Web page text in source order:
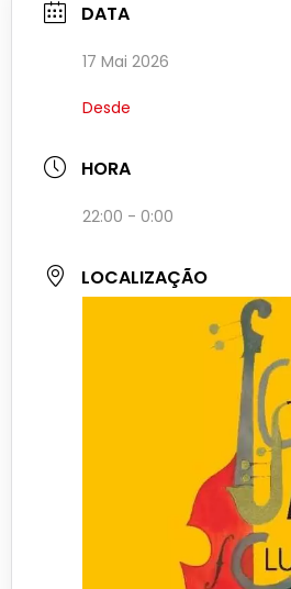
DATA
17 Mai 2026
Desde
HORA
22:00 - 0:00
LOCALIZAÇÃO